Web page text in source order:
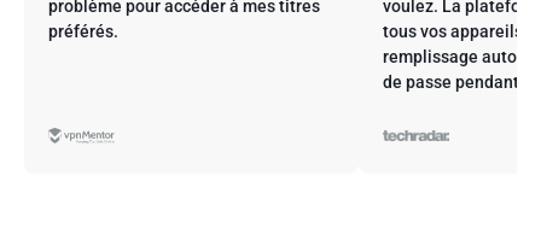
problème pour accéder à mes titres
préférés.
voulez. La
tous vos appareils
remplissage
de passe pendant